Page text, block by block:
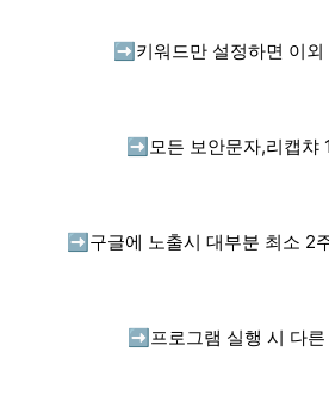
➡️ 키워드만 설정하면 이
➡️ 모든 보안문자,리캡챠
➡️ 구글에 노출시 대부분 최소 2
➡️ 프로그램 실행 시 다